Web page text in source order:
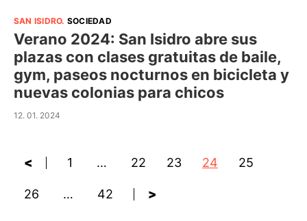
SAN ISIDRO. SOCIEDAD
Verano 2024: San Isidro abre sus
plazas con clases gratuitas de baile,
gym, paseos nocturnos en bicicleta y
nuevas colonias para chicos
12. 01. 2024
< 1 … 22 23 24 25
26 … 42 >